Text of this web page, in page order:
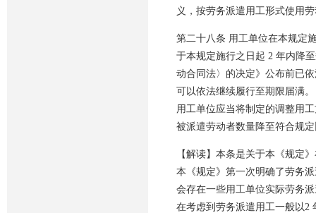
义，按劳务派遣用工形式使用
第二十八条 用工单位在本规定
于本规定施行之日起 2 年内降
动合同法〉的决定》公布前已
可以依法继续履行至期限届满。
用工单位应当将制定的调整用
被派遣劳动者数量降至符合规
【解读】本条是关于本《规定
本《规定》第一次明确了劳务
会存在一些用工单位实际劳务
在考虑到劳务派遣用工一般以2